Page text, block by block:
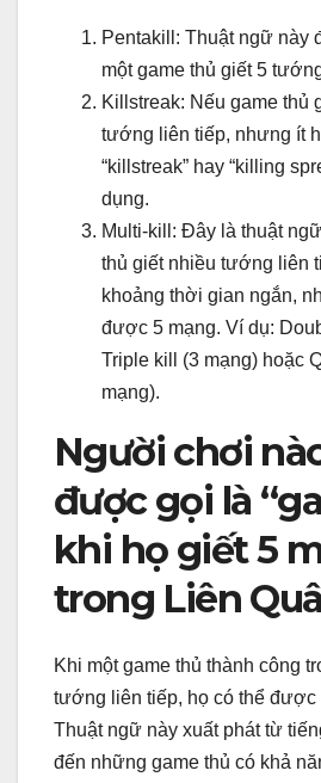
Pentakill: Thuật ngữ này
một game thủ giết 5
Killstreak: Nếu game thủ
tướng liên tiếp, nhưng ít
“killstreak” hay “killing
dụng.
Multi-kill: Đây là thuật
thủ giết nhiều tướng liên
khoảng thời gian ngắn,
được 5 mạng. Ví dụ:
Triple kill (3 mạng) hoặc
mạng).
Người chơi
được gọi là
khi họ giết 5
trong Liên
Khi một game thủ thành công
tướng liên tiếp, họ có thể được
Thuật ngữ này xuất phát từ
đến những game thủ có khả